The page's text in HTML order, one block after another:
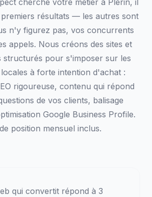
cherche votre métier à Plérin, il
résultats — les autres sont
n'y figurez pas, vos concurrents
appels. Nous créons des sites et
structurés pour s'imposer sur les
à forte intention d'achat :
rigoureuse, contenu qui répond
de vos clients, balisage
Google Business Profile.
position mensuel inclus.
qui convertit répond à 3